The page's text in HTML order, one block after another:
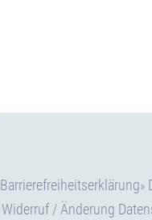
Barrierefreiheitserklärung
Widerruf / Änderung